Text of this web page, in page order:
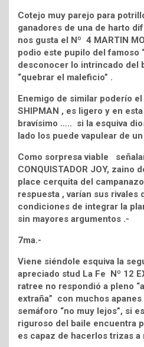
Cotejo muy parejo para
ganadores de una de harto
nos gusta el Nº 4 MARTIN
podio este pupilo del famoso
desconocer lo intrincado del
“quebrar el maleficio” .
Enemigo de similar poderío el
SHIPMAN , es ligero y en
bravísimo ….. si la esquiva
lado los puede vapulear de
Como sorpresa viable
CONQUISTADOR JOY, zaino
place cerquita del
respuesta , varían sus rivales
condiciones de integrar la
sin mayores argumentos .-
7ma.-
Viene siéndole esquiva la
apreciado stud La Fe Nº 12
ratree no respondió a pleno
extraña” con muchos
semáforo “no muy lejos”, si
riguroso del baile encuentra
es capaz de hacerlos trizas a